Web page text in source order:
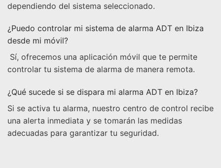
dependiendo del sistema seleccionado.
¿Puedo controlar mi sistema de alarma ADT en Ibiza
desde mi móvil?
Sí, ofrecemos una aplicación móvil que te permite
controlar tu sistema de alarma de manera remota.
¿Qué sucede si se dispara mi alarma ADT en Ibiza?
Si se activa tu alarma, nuestro centro de control recibe
una alerta inmediata y se tomarán las medidas
adecuadas para garantizar tu seguridad.